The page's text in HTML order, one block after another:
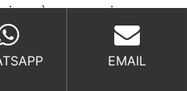
è necessario
notorietà
del defunto.
EMAIL